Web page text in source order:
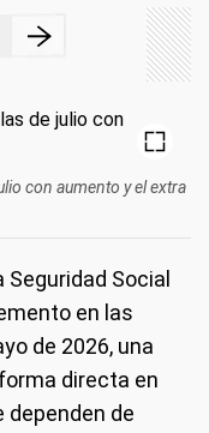
con aumento y el extra
Social
en las
de 2026, una
directa en
dependen de